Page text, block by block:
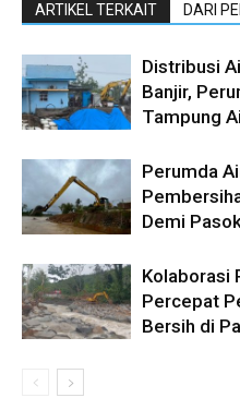
ARTIKEL TERKAIT DARI
Distribusi
Banjir,
Tampung
Perumda
Demi
Kolaborasi
Percepat
Bersih di